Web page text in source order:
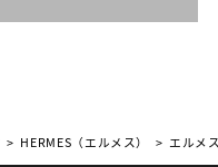
HERMES（エルメス） エルメ